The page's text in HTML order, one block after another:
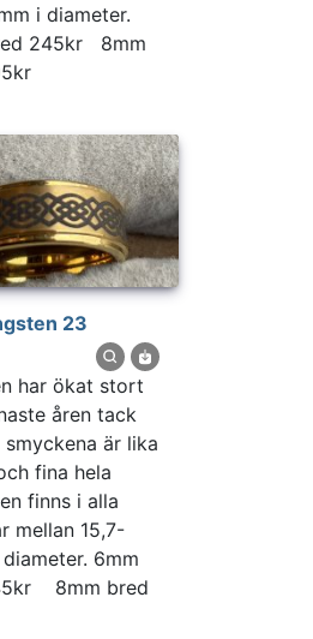
i diameter.
245kr 8mm
23
har ökat stort
åren tack
är lika
fina hela
finns i alla
mellan 15,7-
6mm
8mm bred